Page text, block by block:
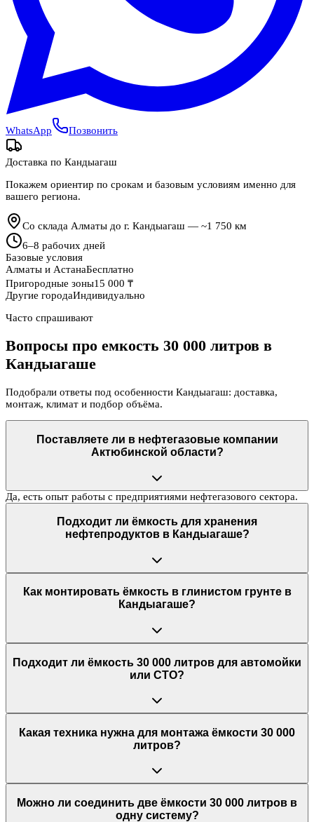
WhatsApp Позвонить
Доставка по Кандыагаш
Покажем ориентир по срокам и базовым условиям именно для
вашего региона.
Со склада Алматы до г. Кандыагаш — ~1 750 км
6–8 рабочих дней
Базовые условия
Алматы и АстанаБесплатно
Пригородные зоны15 000 ₸
Другие городаИндивидуально
Часто спрашивают
Вопросы про емкость 30 000 литров в
Кандыагаше
Подобрали ответы под особенности Кандыагаш: доставка,
монтаж, климат и подбор объёма.
Поставляете ли в нефтегазовые компании
Актюбинской области?
Да, есть опыт работы с предприятиями нефтегазового сектора.
Подходит ли ёмкость для хранения
нефтепродуктов в Кандыагаше?
Как монтировать ёмкость в глинистом грунте в
Кандыагаше?
Подходит ли ёмкость 30 000 литров для автомойки
или СТО?
Какая техника нужна для монтажа ёмкости 30 000
литров?
Можно ли соединить две ёмкости 30 000 литров в
одну систему?